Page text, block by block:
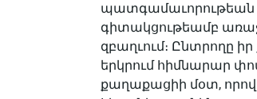
պատգա­մաւորութեան
գիտակցութեամբ
զբաղւում։ Ընտրողը
երկրում հիմնարար
քաղաքացիի մօտ,